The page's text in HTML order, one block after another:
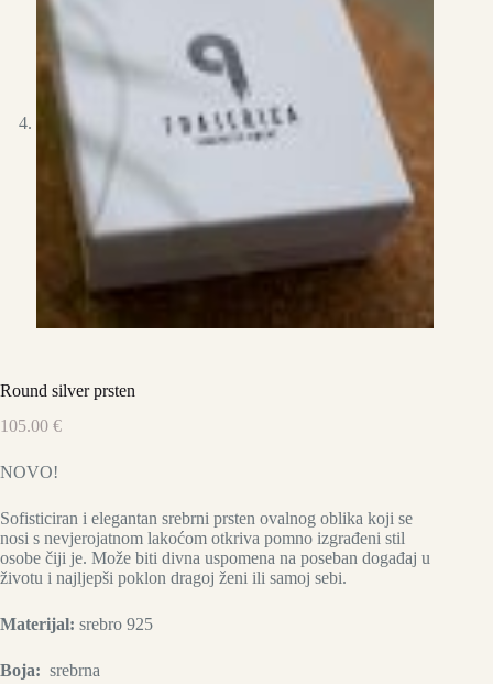
Round silver prsten
105.00 €
NOVO!
Sofisticiran i elegantan srebrni prsten ovalnog oblika koji se
nosi s nevjerojatnom lakoćom otkriva pomno izgrađeni stil
osobe čiji je. Može biti divna uspomena na poseban događaj u
životu i najljepši poklon dragoj ženi ili samoj sebi.
Materijal: srebro 925
Boja: srebrna